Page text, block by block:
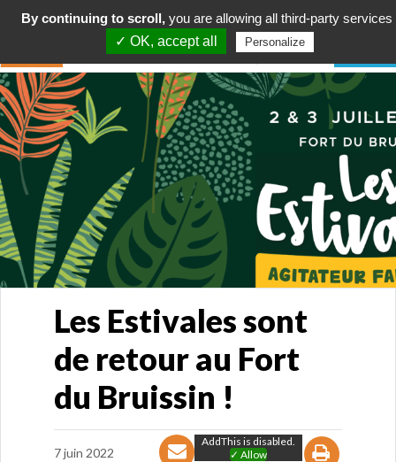
Les Estivales sont
de retour au Fort
du Bruissin !
7 juin 2022
AddThis is disabled.
✓ Allow
By continuing to scroll, you are allowing all third-party services
✓ OK, accept all
Personalize